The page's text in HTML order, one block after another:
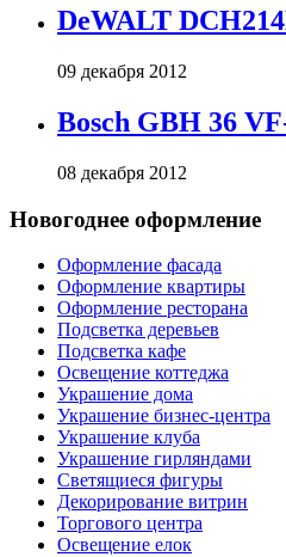
DeWALT
09 декабря 2012
Bosch GBH 36
08 декабря 2012
Новогоднее оформление
Оформление фасада
Оформление квартиры
Оформление ресторана
Подсветка деревьев
Подсветка кафе
Освещение коттеджа
Украшение дома
Украшение бизнес-центра
Украшение клуба
Украшение гирляндами
Светящиеся фигуры
Декорирование витрин
Торгового центра
Освещение елок